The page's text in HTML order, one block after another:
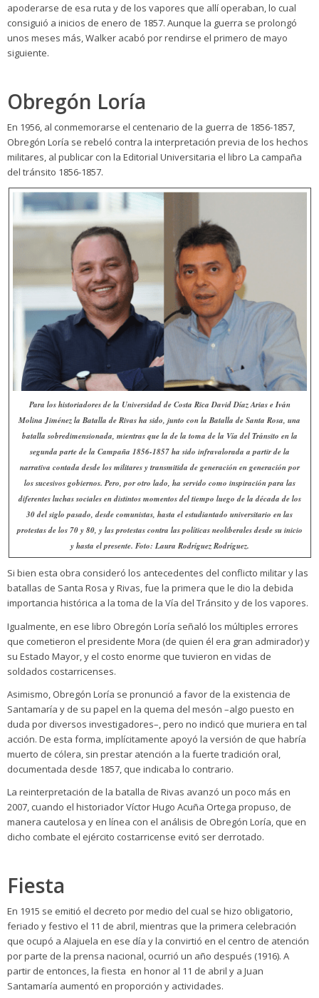
apoderarse de esa ruta y de los vapores que allí operaban, lo cual
consiguió a inicios de enero de 1857. Aunque la guerra se prolongó
unos meses más, Walker acabó por rendirse el primero de mayo
siguiente.
Obregón Loría
En 1956, al conmemorarse el centenario de la guerra de 1856-1857,
Obregón Loría se rebeló contra la interpretación previa de los hechos
militares, al publicar con la Editorial Universitaria el libro La campaña
del tránsito 1856-1857.
Para los historiadores de la Universidad de Costa Rica David Díaz Arias e Iván
Molina Jiménez la Batalla de Rivas ha sido, junto con la Batalla de Santa Rosa, una
batalla sobredimensionada, mientras que la de la toma de la Vía del Tránsito en la
segunda parte de la Campaña 1856-1857 ha sido infravalorada a partir de la
narrativa contada desde los militares y transmitida de generación en generación por
los sucesivos gobiernos. Pero, por otro lado, ha servido como inspiración para las
diferentes luchas sociales en distintos momentos del tiempo luego de la década de los
30 del siglo pasado, desde comunistas, hasta el estudiantado universitario en las
protestas de los 70 y 80, y las protestas contra las políticas neoliberales desde su inicio
y hasta el presente. Foto: Laura Rodríguez Rodríguez.
Si bien esta obra consideró los antecedentes del conflicto militar y las
batallas de Santa Rosa y Rivas, fue la primera que le dio la debida
importancia histórica a la toma de la Vía del Tránsito y de los vapores.
Igualmente, en ese libro Obregón Loría señaló los múltiples errores
que cometieron el presidente Mora (de quien él era gran admirador) y
su Estado Mayor, y el costo enorme que tuvieron en vidas de
soldados costarricenses.
Asimismo, Obregón Loría se pronunció a favor de la existencia de
Santamaría y de su papel en la quema del mesón –algo puesto en
duda por diversos investigadores–, pero no indicó que muriera en tal
acción. De esta forma, implícitamente apoyó la versión de que habría
muerto de cólera, sin prestar atención a la fuerte tradición oral,
documentada desde 1857, que indicaba lo contrario.
La reinterpretación de la batalla de Rivas avanzó un poco más en
2007, cuando el historiador Víctor Hugo Acuña Ortega propuso, de
manera cautelosa y en línea con el análisis de Obregón Loría, que en
dicho combate el ejército costarricense evitó ser derrotado.
Fiesta
En 1915 se emitió el decreto por medio del cual se hizo obligatorio,
feriado y festivo el 11 de abril, mientras que la primera celebración
que ocupó a Alajuela en ese día y la convirtió en el centro de atención
por parte de la prensa nacional, ocurrió un año después (1916). A
partir de entonces, la fiesta en honor al 11 de abril y a Juan
Santamaría aumentó en proporción y actividades.